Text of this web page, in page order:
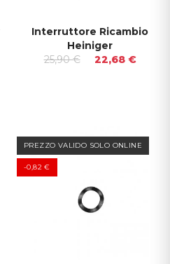
Interruttore Ricambio
Heiniger
25,90 €
22,68 €
PREZZO VALIDO SOLO ONLINE
-0,82 €